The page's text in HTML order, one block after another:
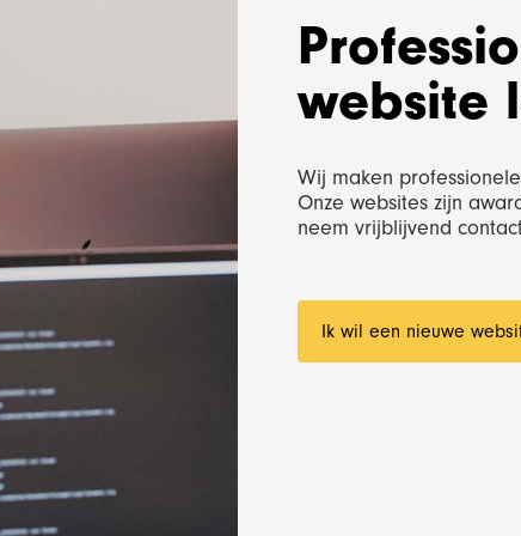
website
Wij maken
Onze websites zijn
neem vrijblijvend
Ik wil een nieuwe